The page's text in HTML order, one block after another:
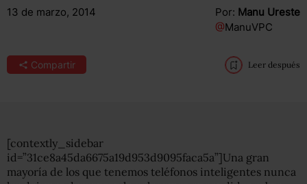
13 de marzo, 2014 Por: Manu Ureste
@ManuVPC
Compartir Leer después
[contextly_sidebar
id=”31ce8a45da6675a19d953d9095faca5a”]Una gran
mayoría de los que tenemos teléfonos inteligentes nunca